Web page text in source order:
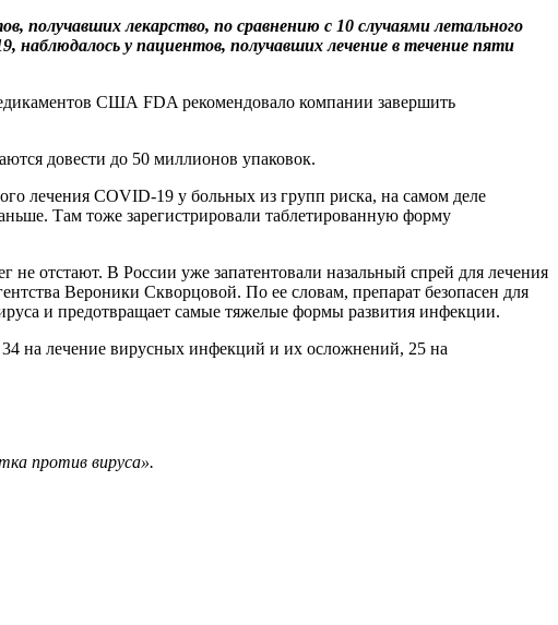
получавших лекарство, по сравнению с 10 случаями летального
наблюдалось у пациентов, получавших лечение в течение пяти
США FDA рекомендовало компании завершить
довести до 50 миллионов упаковок.
лечения COVID-19 у больных из групп риска, на самом деле
Там тоже зарегистрировали таблетированную форму
отстают. В России уже запатентовали назальный спрей для лечения
Вероники Скворцовой. По ее словам, препарат безопасен для
и предотвращает самые тяжелые формы развития инфекции.
на лечение вирусных инфекций и их осложнений, 25 на
против вируса».